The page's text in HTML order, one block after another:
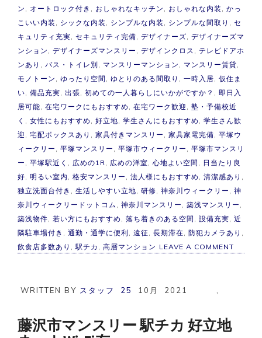
ン , オートロック付き , おしゃれなキッチン , おしゃれな内装 , かっ
こいい内装 , シックな内装 , シンプルな内装 , シンプルな間取り , セ
キュリティ充実, セキュリティ完備, デザイナーズ, デザイナーズマ
ンション , デザイナーズマンスリー , デザインクロス , テレビドアホ
ンあり , バス・トイレ別 , マンスリーマンション , マンスリー賃貸,
モノトーン , ゆったり空間 , ゆとりのある間取り , 一時入居, 仮住ま
い, 備品充実, 出張, 初めての一人暮らしにいかがですか？ , 即日入
居可能, 在宅ワークにもおすすめ , 在宅ワーク歓迎 , 塾・予備校近
く , 女性にもおすすめ , 好立地, 学生さんにもおすすめ , 学生さん歓
迎 , 宅配ボックスあり , 家具付きマンスリー , 家具家電完備, 平塚ウ
ィークリー , 平塚マンスリー , 平塚市ウィークリー , 平塚市マンスリ
ー , 平塚駅近く , 広めの1R, 広めの洋室, 心地よい空間 , 日当たり良
好, 明るい室内 , 格安マンスリー , 法人様にもおすすめ , 清潔感あり ,
独立洗面台付き , 生活しやすい立地, 研修, 神奈川ウィークリー , 神
奈川ウィークリードットコム , 神奈川マンスリー , 築浅マンスリー ,
築浅物件, 若い方にもおすすめ , 落ち着きのある空間 , 設備充実, 近
隣駐車場付き , 通勤・通学に便利 , 遠征, 長期滞在, 防犯カメラあり ,
飲食店多数あり ,駅チカ , 高層マンション LEAVE A COMMENT
平
WRITTEN BY スタッフ 25 10月 2021
藤沢市マンスリー 駅チカ 好立地